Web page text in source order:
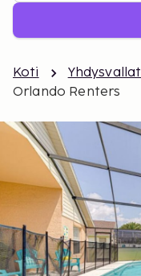
Koti Yhdysvallat
Orlando Renters